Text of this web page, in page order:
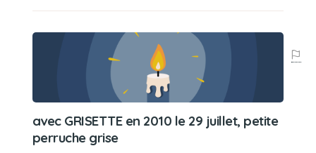
avec GRISETTE en 2010 le 29 juillet, petite
perruche grise